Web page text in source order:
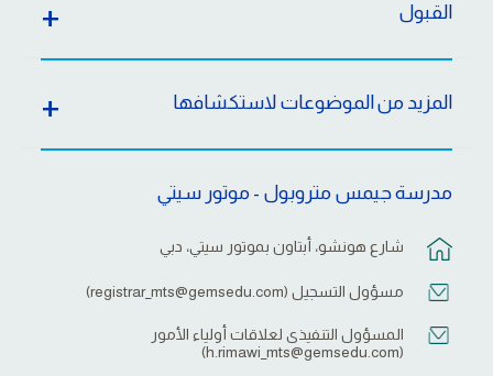
القبول
المزيد من الموضوعات لاستكشافها
مدرسة جيمس متروبول - موتور سيتي
شارع هونشو، أبتاون بموتور سيتي، دبي
مسؤول التسجيل (registrar_mts@gemsedu.com
)
المسؤول التنفيذى لعلاقات أولياء الأمور
(
h.rimawi_mts@gemsedu.com
)